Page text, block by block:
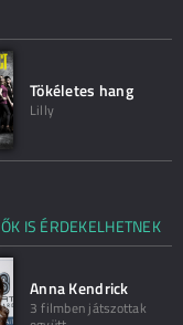
Tökéletes hang
Lilly
ŐK IS ÉRDEKELHETNEK
Anna Kendrick
3 filmben játszottak